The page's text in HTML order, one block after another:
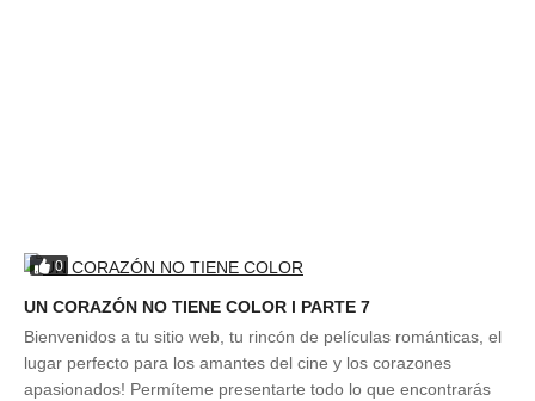
0
UN CORAZÓN NO TIENE COLOR l PARTE 7
Bienvenidos a tu sitio web, tu rincón de películas románticas, el
lugar perfecto para los amantes del cine y los corazones
apasionados! Permíteme presentarte todo lo que encontrarás